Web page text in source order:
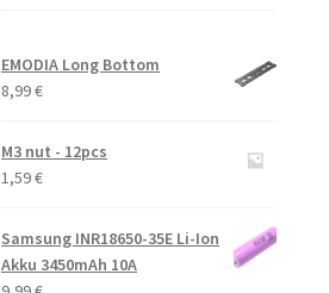
EMODIA Long Bottom
8,99€
M3 nut - 12pcs
1,59€
Samsung INR18650-35E Li-Ion
Akku 3450mAh 10A